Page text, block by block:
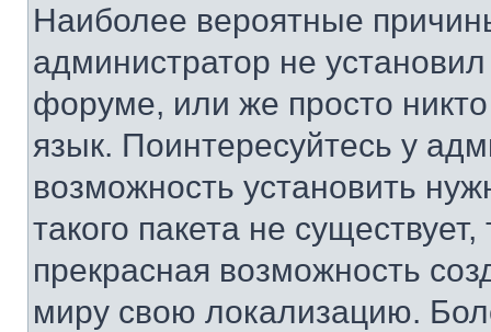
Наиболее вероятные
администратор не
форуме, или же просто
язык. Поинтересуйтесь у
возможность установить
такого пакета не
прекрасная возможность
миру свою локализацию.